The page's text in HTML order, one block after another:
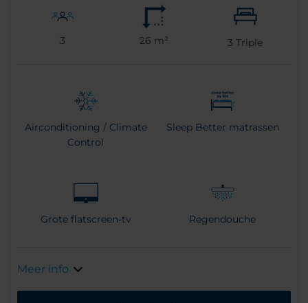
3 26 m² 3 Triple
Airconditioning / Climate
Control
Sleep Better matrassen
Grote flatscreen-tv Regendouche
Meer info